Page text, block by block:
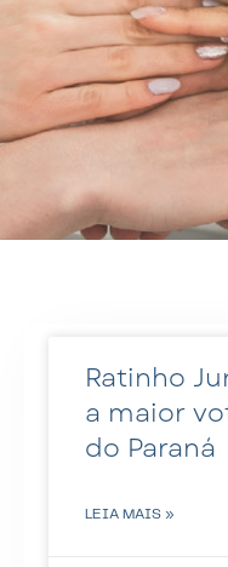
Ratinho
a maior
do Paraná
LEIA MAIS »